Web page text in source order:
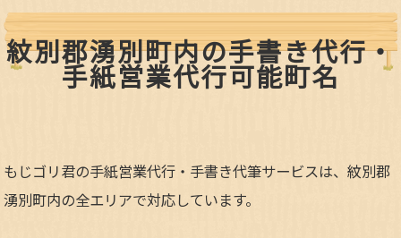
紋別郡湧別町内の手書き代行・
手紙営業代行可能町名
もじゴリ君の手紙営業代行・手書き代筆サービスは、紋別郡
湧別町内の全エリアで対応しています。